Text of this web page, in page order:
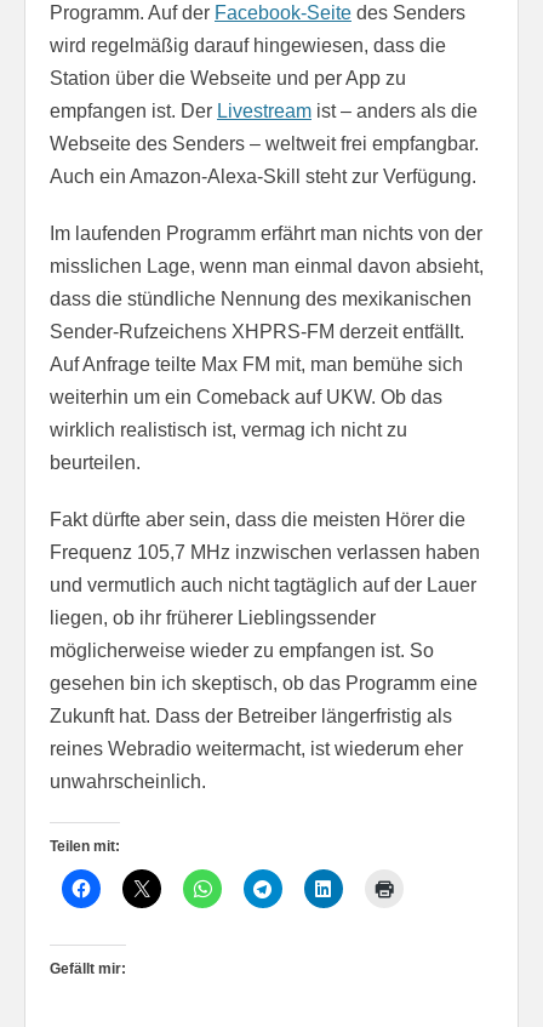
Programm. Auf der Facebook-Seite des Senders
wird regelmäßig darauf hingewiesen, dass die
Station über die Webseite und per App zu
empfangen ist. Der Livestream ist – anders als die
Webseite des Senders – weltweit frei empfangbar.
Auch ein Amazon-Alexa-Skill steht zur Verfügung.
Im laufenden Programm erfährt man nichts von der
misslichen Lage, wenn man einmal davon absieht,
dass die stündliche Nennung des mexikanischen
Sender-Rufzeichens XHPRS-FM derzeit entfällt.
Auf Anfrage teilte Max FM mit, man bemühe sich
weiterhin um ein Comeback auf UKW. Ob das
wirklich realistisch ist, vermag ich nicht zu
beurteilen.
Fakt dürfte aber sein, dass die meisten Hörer die
Frequenz 105,7 MHz inzwischen verlassen haben
und vermutlich auch nicht tagtäglich auf der Lauer
liegen, ob ihr früherer Lieblingssender
möglicherweise wieder zu empfangen ist. So
gesehen bin ich skeptisch, ob das Programm eine
Zukunft hat. Dass der Betreiber längerfristig als
reines Webradio weitermacht, ist wiederum eher
unwahrscheinlich.
Teilen mit:
Gefällt mir: